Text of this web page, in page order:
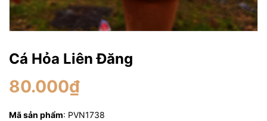
Cá Hỏa Liên Đăng
80.000₫
Mã sản phẩm: PVN1738